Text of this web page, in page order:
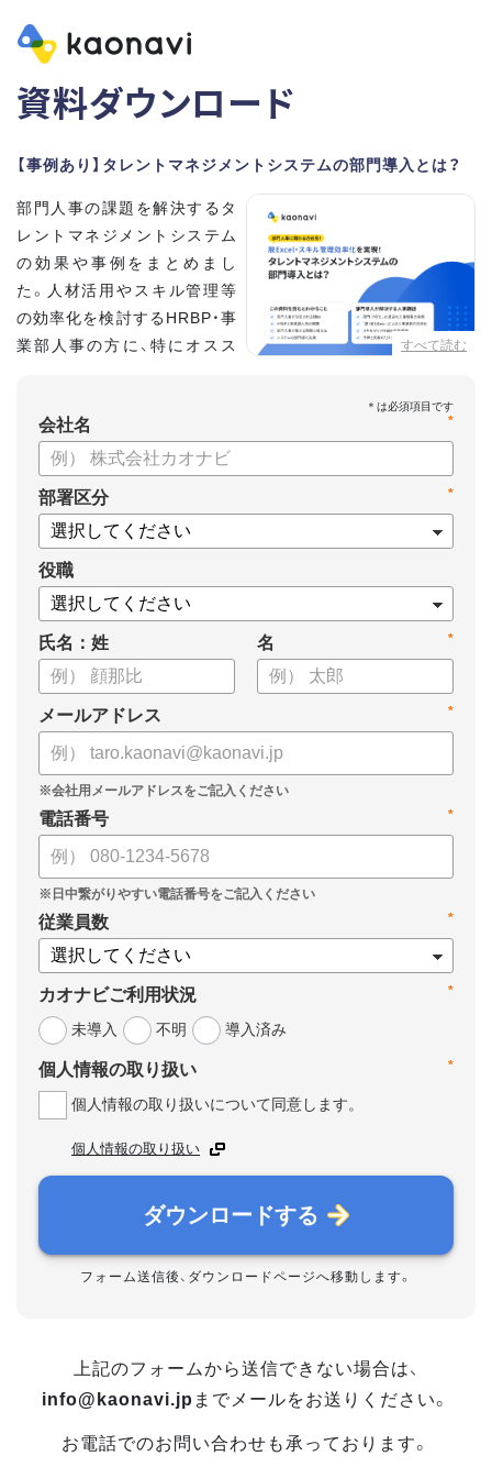
資料ダウンロード
【事例あり】タレントマネジメントシステムの部門導入とは？
すべて読む
部門人事の課題を解決するタ
レントマネジメントシステム
の効果や事例をまとめまし
た。人材活用やスキル管理等
の効率化を検討するHRBP・事
業部人事の方に、特にオスス
【資料の内容】
・部門人事が抱える問題とその解決法
・タレントマネジメントシステムの部門導入するメリット
・スキル管理をはじめとする企業のシステム活用事例
*
会社名
*
部署区分
役職
氏名：姓 *
名
*
メールアドレス
*
電話番号
*
従業員数
*
カオナビご利用状況
未導入
不明 導入済み
*
個人情報の取り扱い
個人情報の取り扱いについて同意します。
個人情報の取り扱い
ダウンロードする
フォーム送信後、ダウンロードページへ移動します。
上記のフォームから送信できない場合は、
info@kaonavi.jp までメールをお送りください。
お電話でのお問い合わせも承っております。